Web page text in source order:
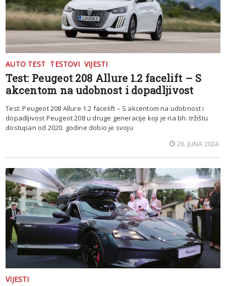
AUTO TEST TESTOVI VIJESTI
Test: Peugeot 208 Allure 1.2 facelift – S
akcentom na udobnost i dopadljivost
Test: Peugeot 208 Allure 1.2 facelift – S akcentom na udobnost i
dopadljivost Peugeot 208 u druge generacije koji je na bh. tržištu
dostupan od 2020. godine dobio je svoju
26. JUNA 2024.
VIJESTI